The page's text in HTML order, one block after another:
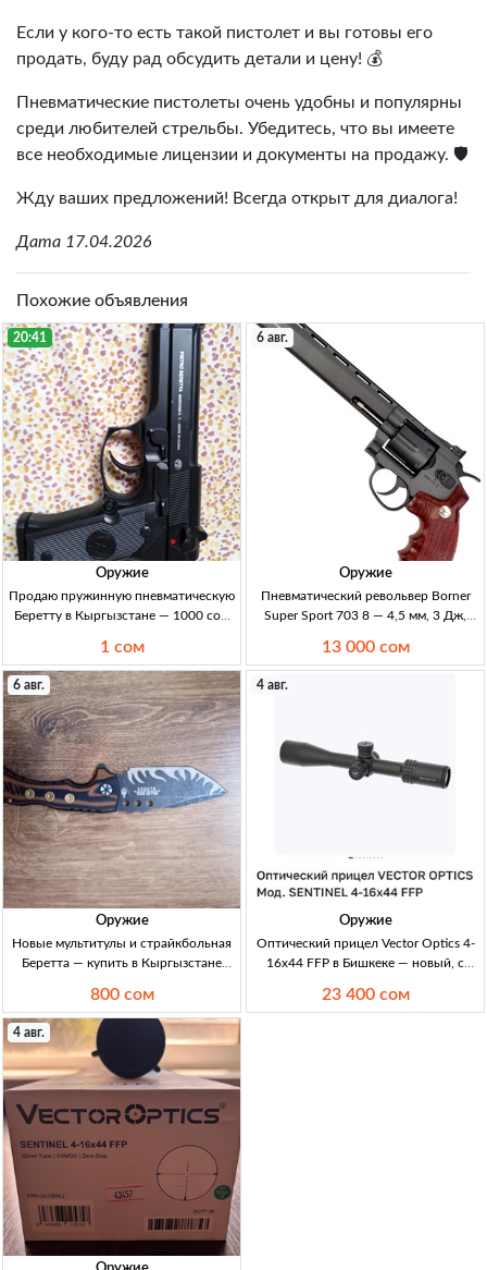
Если у кого-то есть такой пистолет и вы готовы его
продать, буду рад обсудить детали и цену! 💰
Пневматические пистолеты очень удобны и популярны
среди любителей стрельбы. Убедитесь, что вы имеете
все необходимые лицензии и документы на продажу. 🛡️
Жду ваших предложений! Всегда открыт для диалога!
Дата 17.04.2026
Похожие объявления
20:41
Оружие
Продаю пружинную пневматическую
Беретту в Кыргызстане — 1000 сом
фото
1 сом
6 авг.
Оружие
Пневматический револьвер Borner
Super Sport 703 8 — 4,5 мм, 3 Дж,
до 3 Дж, 100–120 м/с, CO₂ 12 г,
барабан 6, Кант
13 000 сом
6 авг.
Оружие
Новые мультитулы и страйкбольная
Беретта — купить в Кыргызстане
страйкбольная Беретта — 1000 сом.
800 сом
4 авг.
Оружие
Оптический прицел Vector Optics 4-
16x44 FFP в Бишкеке — новый, с
Vector Optics 4–16x44 FFP, чеки и
23 400 сом
4 авг.